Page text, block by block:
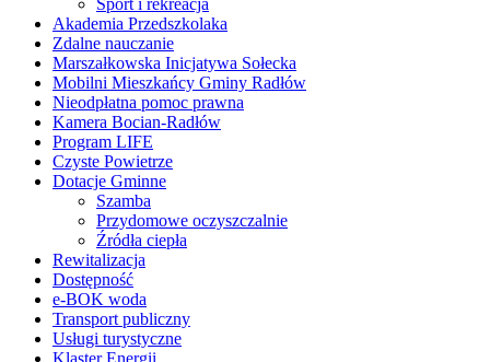
Akademia Przedszkolaka
Zdalne nauczanie
Marszałkowska Inicjatywa Sołecka
Mobilni Mieszkańcy Gminy Radłów
Nieodpłatna pomoc prawna
Kamera Bocian-Radłów
Program LIFE
Czyste Powietrze
Dotacje Gminne
Szamba
Przydomowe oczyszczalnie
Źródła ciepła
Rewitalizacja
Dostępność
e-BOK woda
Transport publiczny
Usługi turystyczne
Klaster Energii